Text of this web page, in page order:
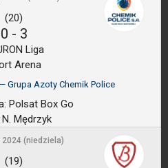
(20)
0 - 3
Liga
Arena
Grupa Azoty Chemik Police
Polsat Box Go
N. Mędrzyk
(niedziela)
(19)